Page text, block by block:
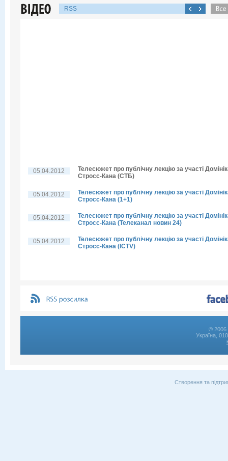
RSS
05.04.2012
Телесюжет про публічну лекцію за участі
Стросс-Кана (СТБ)
05.04.2012
Телесюжет про публічну лекцію за участі
Стросс-Кана (1+1)
05.04.2012
Телесюжет про публічну лекцію за участі
Стросс-Кана (Телеканал новин 24)
05.04.2012
Телесюжет про публічну лекцію за участі
Стросс-Кана (ICTV)
© 2006
Україна,
Створення та